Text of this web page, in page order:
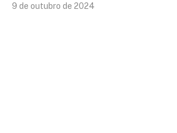
9 de outubro de 2024